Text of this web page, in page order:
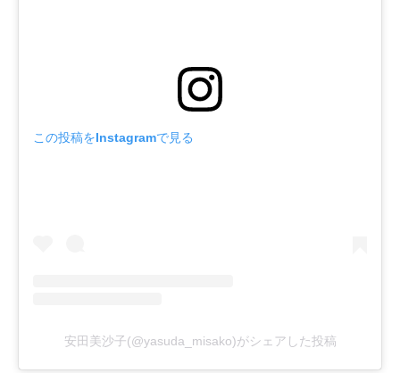
この投稿をInstagramで見る
安田美沙子(@yasuda_misako)がシェアした投稿